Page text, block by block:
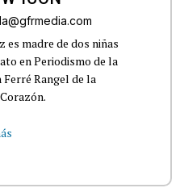
es madre de dos niñas
en Periodismo de la
Ferré Rangel de la